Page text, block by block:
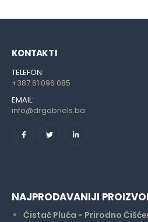
KONTAKT I
TELEFON:
+387 61 096 085
EMAIL:
info@drgabriels.ba
NAJPRODAVANIJI
Čistač Pluća - Prirodno